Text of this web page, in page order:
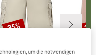
Artikel
Ethicargo Shorts
Rabatt
35%
um die notwendigen